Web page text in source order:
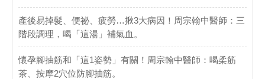
產後易掉髮、便祕、疲勞…揪3大病因！周宗翰中醫師：三
階段調理，喝「這湯」補氣血。
懷孕腳抽筋和「這1姿勢」有關！周宗翰中醫師：喝柔筋
茶、按摩2穴位防腳抽筋。